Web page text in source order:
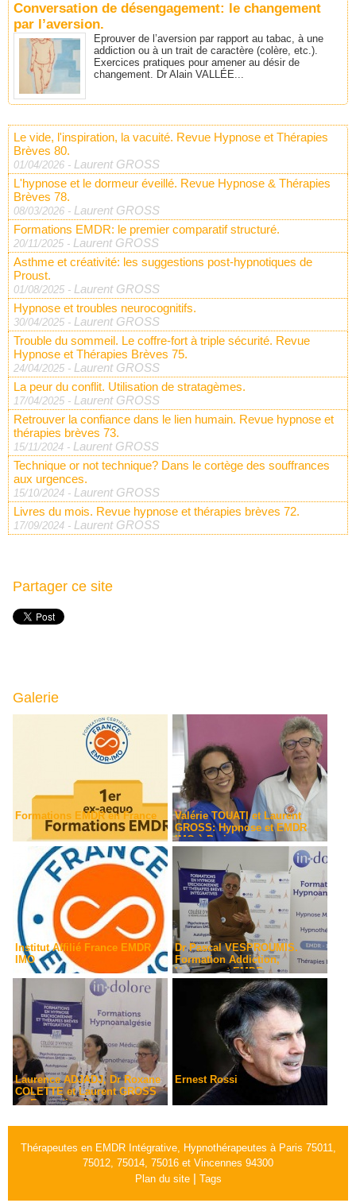
Conversation de désengagement: le changement
par l’aversion.
Eprouver de l’aversion par rapport au tabac, à une
addiction ou à un trait de caractère (colère, etc.).
Exercices pratiques pour amener au désir de
changement. Dr Alain VALLÉE...
Le vide, l'inspiration, la vacuité. Revue Hypnose et Thérapies
Brèves 80.
01/04/2026 - Laurent GROSS
L'hypnose et le dormeur éveillé. Revue Hypnose & Thérapies
Brèves 78.
08/03/2026 - Laurent GROSS
Formations EMDR: le premier comparatif structuré.
20/11/2025 - Laurent GROSS
Asthme et créativité: les suggestions post-hypnotiques de
Proust.
01/08/2025 - Laurent GROSS
Hypnose et troubles neurocognitifs.
30/04/2025 - Laurent GROSS
Trouble du sommeil. Le coffre-fort à triple sécurité. Revue
Hypnose et Thérapies Brèves 75.
24/04/2025 - Laurent GROSS
La peur du conflit. Utilisation de stratagèmes.
17/04/2025 - Laurent GROSS
Retrouver la confiance dans le lien humain. Revue hypnose et
thérapies brèves 73.
15/11/2024 - Laurent GROSS
Technique or not technique? Dans le cortège des souffrances
aux urgences.
15/10/2024 - Laurent GROSS
Livres du mois. Revue hypnose et thérapies brèves 72.
17/09/2024 - Laurent GROSS
Partager ce site
Galerie
Formations EMDR en France
Valérie TOUATI et Laurent
GROSS: Hypnose et EMDR
IMO à Paris
Institut Affilié France EMDR
IMO
Dr Pascal VESPROUMIS.
Formation Addiction,
Hypnose et EMDR
Laurence ADJADJ, Dr Roxane
COLETTE et Laurent GROSS
en Formation Hypnose et
Hypnotim avec l'Institut In-
Ernest Rossi
Thérapeutes en EMDR Intégrative, Hypnothérapeutes à Paris 75011,
75012, 75014, 75016 et Vincennes 94300
Plan du site | Tags